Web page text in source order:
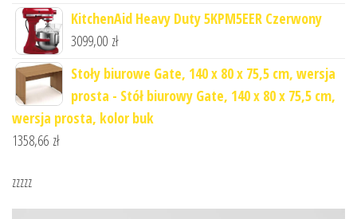
KitchenAid Heavy Duty 5KPM5EER Czerwony
3099,00 zł
Stoły biurowe Gate, 140 x 80 x 75,5 cm, wersja
prosta - Stół biurowy Gate, 140 x 80 x 75,5 cm,
wersja prosta, kolor buk
1358,66 zł
zzzzz